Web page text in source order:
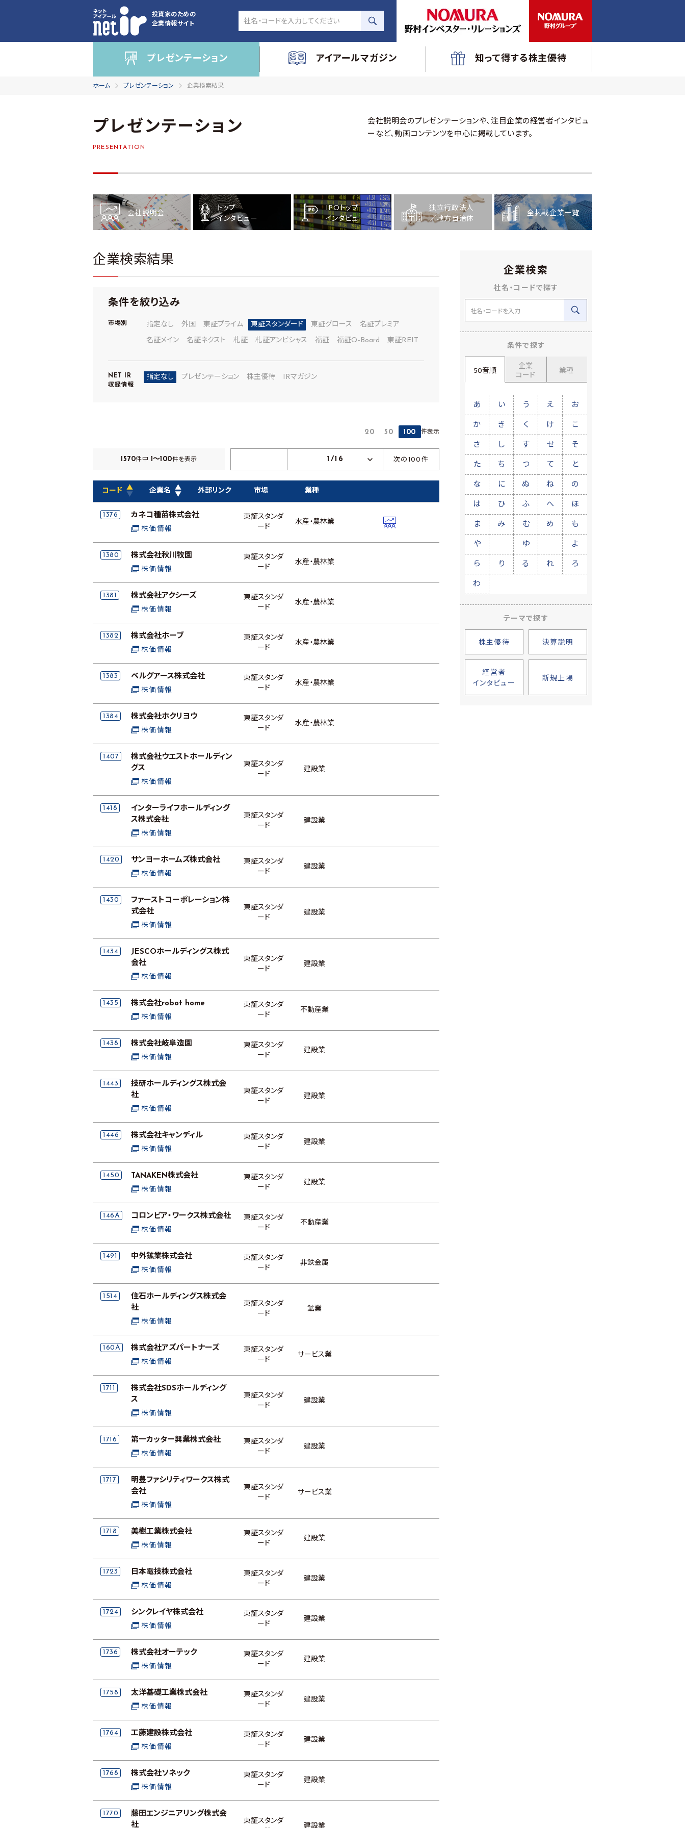
投資家のための
企業情報サイト
プレゼンテーション アイアールマガジン 知って得する株主優待
ホーム プレゼンテーション 企業検索結果
プレゼンテーション
PRESENTATION
会社説明会のプレゼンテーションや、注目企業の経営者インタビュ
ーなど、動画コンテンツを中心に掲載しています。
会社説明会
トップ
インタビュー
IPOトップ
インタビュー
独立行政法人
／地方自治体
全掲載企業一覧
企業検索結果
条件を絞り込み
市場別 指定なし 外国 東証プライム 東証スタンダード 東証グロース 名証プレミア
名証メイン 名証ネクスト 札証 札証アンビシャス 福証 福証Q-Board 東証REIT
NET IR
収録情報
指定なし プレゼンテーション 株主優待 IRマガジン
20 50 100 件表示
1570件中 1～100件を表示 1/16 次の100件
▲
コード ▼
▲
企業名 ▼ 外部リンク 市場 業種
1376 カネコ種苗株式会社
株価情報
東証スタンダ
ード
水産・農林業
1380 株式会社秋川牧園
株価情報
東証スタンダ
ード
水産・農林業
1381 株式会社アクシーズ
株価情報
東証スタンダ
ード
水産・農林業
1382 株式会社ホーブ
株価情報
東証スタンダ
ード
水産・農林業
1383 ベルグアース株式会社
株価情報
東証スタンダ
ード
水産・農林業
1384 株式会社ホクリヨウ
株価情報
東証スタンダ
ード
水産・農林業
1407
株式会社ウエストホールディン
グス
株価情報
東証スタンダ
ード
建設業
1418
インターライフホールディング
ス株式会社
株価情報
東証スタンダ
ード
建設業
1420 サンヨーホームズ株式会社
株価情報
東証スタンダ
ード
建設業
1430
ファーストコーポレーション株
式会社
株価情報
東証スタンダ
ード
建設業
1434
JESCOホールディングス株式
会社
株価情報
東証スタンダ
ード
建設業
1435 株式会社robot home
株価情報
東証スタンダ
ード
不動産業
1438 株式会社岐阜造園
株価情報
東証スタンダ
ード
建設業
1443
技研ホールディングス株式会
社
株価情報
東証スタンダ
ード
建設業
1446 株式会社キャンディル
株価情報
東証スタンダ
ード
建設業
1450 TANAKEN株式会社
株価情報
東証スタンダ
ード
建設業
146A コロンビア・ワークス株式会社
株価情報
東証スタンダ
ード
不動産業
1491 中外鉱業株式会社
株価情報
東証スタンダ
ード
非鉄金属
1514
住石ホールディングス株式会
社
株価情報
東証スタンダ
ード
鉱業
160A 株式会社アズパートナーズ
株価情報
東証スタンダ
ード
サービス業
1711
株式会社SDSホールディング
ス
株価情報
東証スタンダ
ード
建設業
1716 第一カッター興業株式会社
株価情報
東証スタンダ
ード
建設業
1717
明豊ファシリティワークス株式
会社
株価情報
東証スタンダ
ード
サービス業
1718 美樹工業株式会社
株価情報
東証スタンダ
ード
建設業
1723 日本電技株式会社
株価情報
東証スタンダ
ード
建設業
1724 シンクレイヤ株式会社
株価情報
東証スタンダ
ード
建設業
1736 株式会社オーテック
株価情報
東証スタンダ
ード
建設業
1758 太洋基礎工業株式会社
株価情報
東証スタンダ
ード
建設業
1764 工藤建設株式会社
株価情報
東証スタンダ
ード
建設業
1768 株式会社ソネック
株価情報
東証スタンダ
ード
建設業
1770
藤田エンジニアリング株式会
社
東証スタンダ
建設業
企業検索
社名・コードで探す
条件で探す
50音順
企業
コード
業種
あ い う え お
か き く け こ
さ し す せ そ
た ち つ て と
な に ぬ ね の
は ひ ふ へ ほ
ま み む め も
や ゆ よ
ら り る れ ろ
わ
テーマで探す
株主優待 決算説明
経営者
インタビュー
新規上場